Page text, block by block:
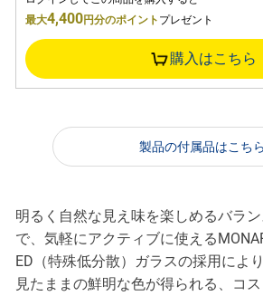
最大4,400円分のポイント プレゼント
購入はこちら
製品の付属品はこちら
明るく自然な見え味を楽しめるバラ
で、気軽にアクティブに使える
ED（特殊低分散）ガラスの採用によ
見たままの鮮明な色が得られる、コ